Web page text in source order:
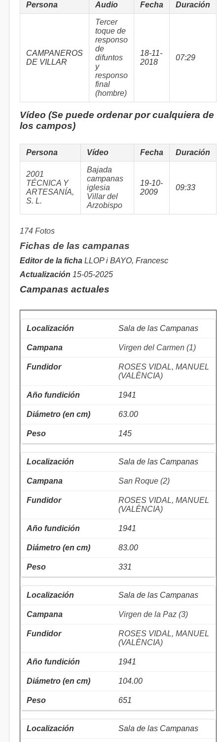
Persona Audio Fecha Duración
CAMPANEROS
DE VILLAR
Tercer
toque de
responso
de
difuntos
y
responso
final
(hombre)
18-11-
2018
07:29
Vídeo (Se puede ordenar por cualquiera de
los campos)
Persona Vídeo Fecha Duración
2001
TÉCNICA Y
ARTESANÍA,
S. L.
Bajada
campanas
iglesia
Villar del
Arzobispo
19-10-
2009
09:33
174 Fotos
Fichas de las campanas
Editor de la ficha LLOP i BAYO, Francesc
Actualización 15-05-2025
Campanas actuales
Sala de las Campanas
Virgen del Carmen (1)
ROSES VIDAL, MANUEL
(VALÈNCIA)
1941
63.00
145
Sala de las Campanas
San Roque (2)
ROSES VIDAL, MANUEL
(VALÈNCIA)
1941
83.00
331
Sala de las Campanas
Virgen de la Paz (3)
ROSES VIDAL, MANUEL
(VALÈNCIA)
1941
104.00
651
Sala de las Campanas